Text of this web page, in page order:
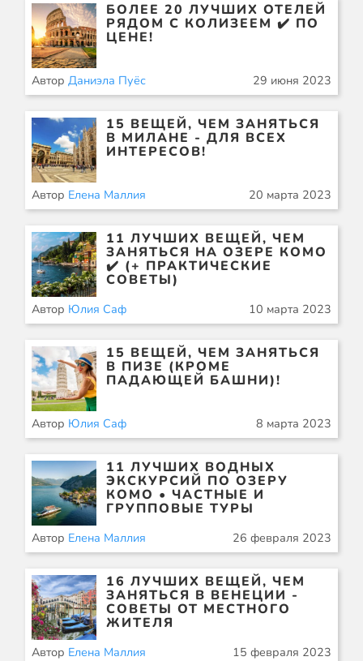
БОЛЕЕ 20 ЛУЧШИХ ОТЕЛЕЙ
РЯДОМ С КОЛИЗЕЕМ ✔️ ПО
ЦЕНЕ!
Автор Даниэла Пуёс 29 июня 2023
15 ВЕЩЕЙ, ЧЕМ ЗАНЯТЬСЯ
В МИЛАНЕ - ДЛЯ ВСЕХ
ИНТЕРЕСОВ!
Автор Елена Маллия 20 марта 2023
11 ЛУЧШИХ ВЕЩЕЙ, ЧЕМ
ЗАНЯТЬСЯ НА ОЗЕРЕ КОМО
✔️ (+ ПРАКТИЧЕСКИЕ
СОВЕТЫ)
Автор Юлия Саф 10 марта 2023
15 ВЕЩЕЙ, ЧЕМ ЗАНЯТЬСЯ
В ПИЗЕ (КРОМЕ
ПАДАЮЩЕЙ БАШНИ)!
Автор Юлия Саф 8 марта 2023
11 ЛУЧШИХ ВОДНЫХ
ЭКСКУРСИЙ ПО ОЗЕРУ
КОМО • ЧАСТНЫЕ И
ГРУППОВЫЕ ТУРЫ
Автор Елена Маллия 26 февраля 2023
16 ЛУЧШИХ ВЕЩЕЙ, ЧЕМ
ЗАНЯТЬСЯ В ВЕНЕЦИИ -
СОВЕТЫ ОТ МЕСТНОГО
ЖИТЕЛЯ
Автор Елена Маллия 15 февраля 2023